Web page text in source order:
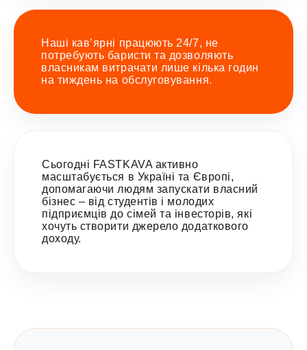
Наші кав’ярні працюють 24/7, не
потребують баристи та дозволяють
власникам витрачати лише кілька годин
на тиждень на обслуговування.
Сьогодні FASTKAVA активно
масштабується в Україні та Європі,
допомагаючи людям запускати власний
бізнес – від студентів і молодих
підприємців до сімей та інвесторів, які
хочуть створити джерело додаткового
доходу.